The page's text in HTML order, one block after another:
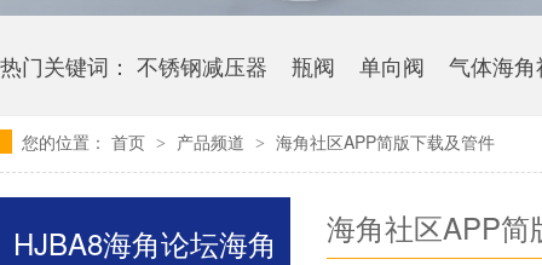
热门关键词： 不锈钢减压器 瓶阀 单向阀 气体海
您的位置： 首页 > 产品频道 > 海角社区APP简版下载及管件
海角社区APP简
HJBA8海角论坛海角